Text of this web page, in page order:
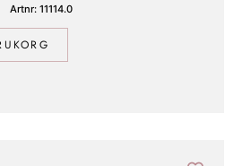
Artnr: 11114.0